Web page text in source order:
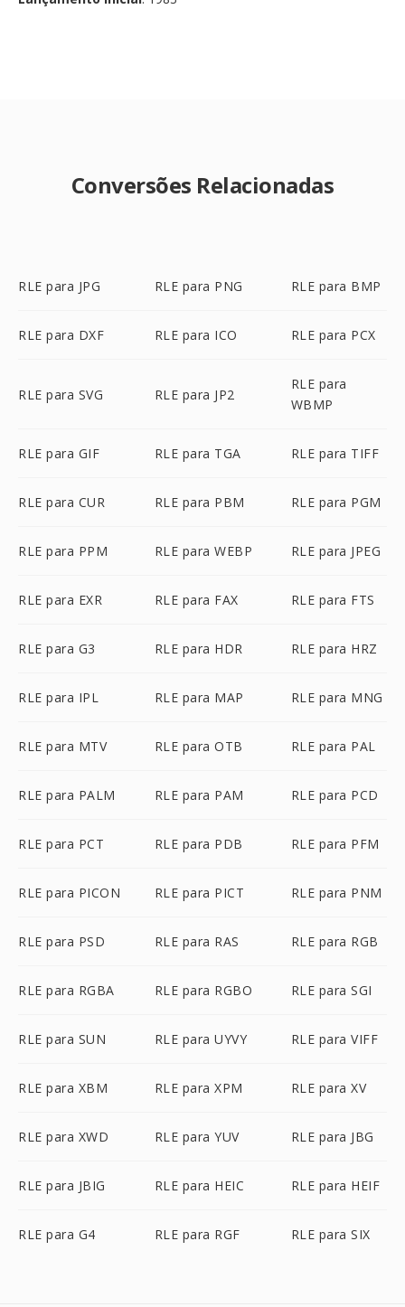
Conversões Relacionadas
RLE para JPG RLE para PNG RLE para BMP
RLE para DXF RLE para ICO RLE para PCX
RLE para SVG RLE para JP2
RLE para
WBMP
RLE para GIF RLE para TGA RLE para TIFF
RLE para CUR RLE para PBM RLE para PGM
RLE para PPM RLE para WEBP RLE para JPEG
RLE para EXR RLE para FAX RLE para FTS
RLE para G3 RLE para HDR RLE para HRZ
RLE para IPL RLE para MAP RLE para MNG
RLE para MTV RLE para OTB RLE para PAL
RLE para PALM RLE para PAM RLE para PCD
RLE para PCT RLE para PDB RLE para PFM
RLE para PICON RLE para PICT RLE para PNM
RLE para PSD RLE para RAS RLE para RGB
RLE para RGBA RLE para RGBO RLE para SGI
RLE para SUN RLE para UYVY RLE para VIFF
RLE para XBM RLE para XPM RLE para XV
RLE para XWD RLE para YUV RLE para JBG
RLE para JBIG RLE para HEIC RLE para HEIF
RLE para G4 RLE para RGF RLE para SIX